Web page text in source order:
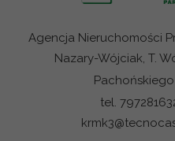
Agencja Nieruchomości
Nazary-Wójciak, T.
tel.